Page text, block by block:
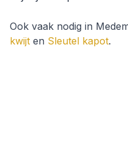
Ook vaak nodig in
kwijt en Sleutel kapot.